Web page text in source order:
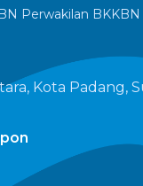
Perwakilan
Kota Padang,